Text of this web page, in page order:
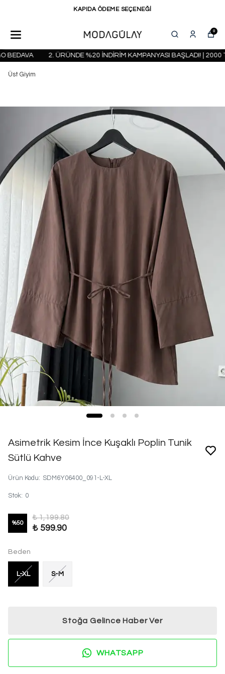
KAPIDA ÖDEME SEÇENEĞİ
0
2. ÜRÜNDE %20 İNDİRİM KAMPANYASI BAŞLADI! | 2000 TL
Üst Giyim
Asimetrik Kesim İnce Kuşaklı Poplin Tunik
Sütlü Kahve
Ürün Kodu: SDM6Y06400_091-L-XL
Stok: 0
%50
₺ 1,199.80
₺ 599.90
Beden
L-XL S-M
Stoğa Gelince Haber Ver
WHATSAPP